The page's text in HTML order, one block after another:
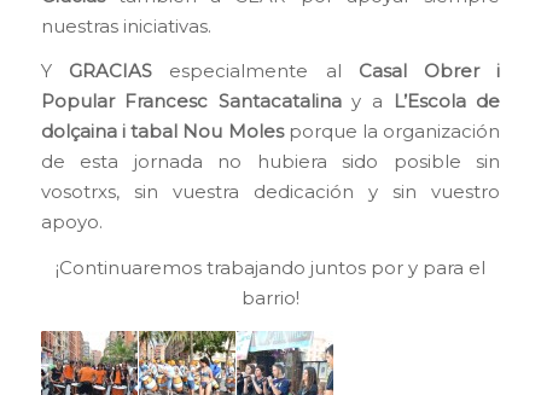
nuestras iniciativas.
Y GRACIASespecialmente al Casal Obrer i
Popular Francesc Santacatalinay a
L’Escola de
dolçaina i tabal Nou Molesporque la organización
de esta jornada no hubiera sido posible sin
vosotrxs, sin vuestra dedicación y sin vuestro
apoyo.
¡Continuaremos trabajando juntos por y para el
barrio!